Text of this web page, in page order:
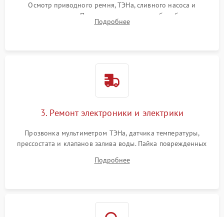
Осмотр приводного ремня, ТЭНа, сливного насоса и
амортизаторов. Проверка подшипников барабана и
крестовины на износ, а манжеты люка на разрывы.
Подробнее
3. Ремонт электроники и электрики
Прозвонка мультиметром ТЭНа, датчика температуры,
прессостата и клапанов залива воды. Пайка поврежденных
Восстановление целостности проводки и контактов.
Подробнее